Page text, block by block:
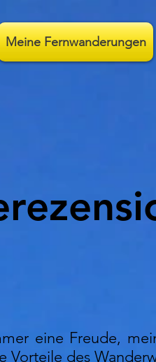
Meine Fernwanderungen
eine Freude,
Vorteile des